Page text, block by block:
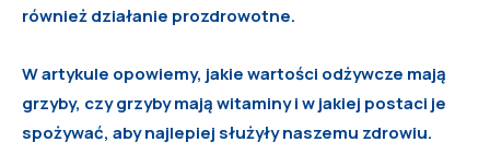
również działanie prozdrowotne.
W artykule opowiemy, jakie wartości odżywcze mają
grzyby, czy grzyby mają witaminy i w jakiej postaci je
spożywać, aby najlepiej służyły naszemu zdrowiu.